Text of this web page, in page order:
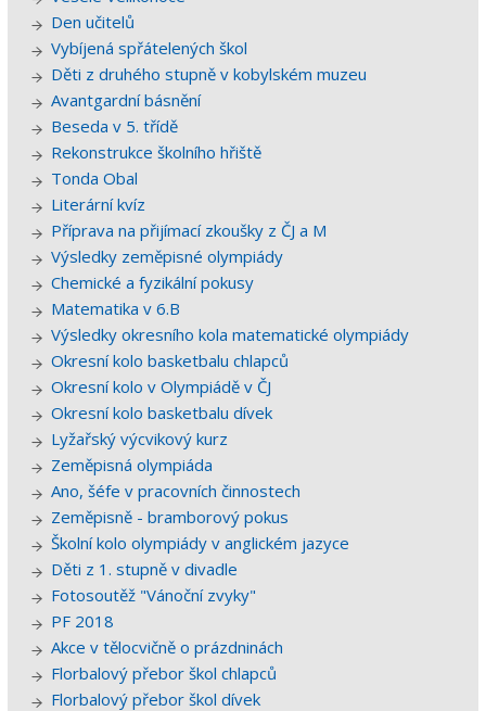
Den učitelů
Vybíjená spřátelených škol
Děti z druhého stupně v kobylském muzeu
Avantgardní básnění
Beseda v 5. třídě
Rekonstrukce školního hřiště
Tonda Obal
Literární kvíz
Příprava na přijímací zkoušky z ČJ a M
Výsledky zeměpisné olympiády
Chemické a fyzikální pokusy
Matematika v 6.B
Výsledky okresního kola matematické olympiády
Okresní kolo basketbalu chlapců
Okresní kolo v Olympiádě v ČJ
Okresní kolo basketbalu dívek
Lyžařský výcvikový kurz
Zeměpisná olympiáda
Ano, šéfe v pracovních činnostech
Zeměpisně - bramborový pokus
Školní kolo olympiády v anglickém jazyce
Děti z 1. stupně v divadle
Fotosoutěž "Vánoční zvyky"
PF 2018
Akce v tělocvičně o prázdninách
Florbalový přebor škol chlapců
Florbalový přebor škol dívek